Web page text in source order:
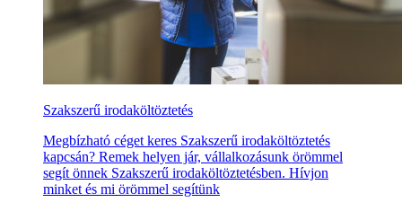
Szakszerű irodaköltöztetés
Megbízható céget keres Szakszerű irodaköltöztetés
kapcsán? Remek helyen jár, vállalkozásunk örömmel
segít önnek Szakszerű irodaköltöztetésben. Hívjon
minket és mi örömmel segítünk